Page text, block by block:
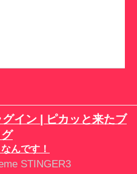
イン | ピカッと来たブ
んです！
STINGER3